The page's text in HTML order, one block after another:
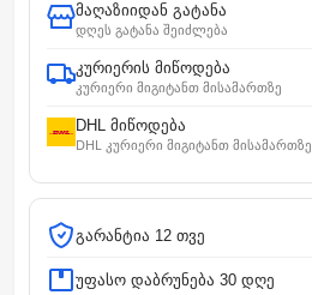
მაღაზიიდან გატანა
დღეს გატანა შეიძლება
კურიერის მიწოდება
კურიერი მიგიტანთ მისამართზე
DHL მიწოდება
DHL კურიერი მიგიტანთ მისამართზე
გარანტია 12 თვე
უფასო დაბრუნება 30 დღე